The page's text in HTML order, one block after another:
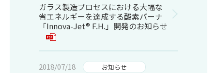
ガラス製造プロセスにおける大幅な
省エネルギーを達成する酸素バーナ
「Innova-Jet® F.H.」開発のお知らせ
2018/07/18 お知らせ